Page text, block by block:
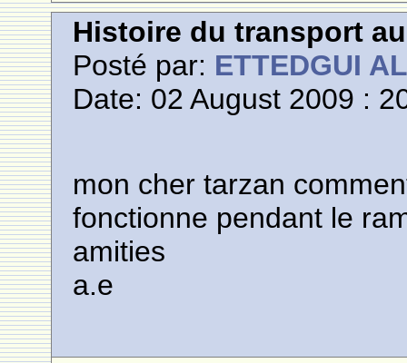
Histoire du transport
Posté par: ETTEDGUI
Date: 02 August 2009 :
mon cher tarzan
fonctionne pendant le
amities
a.e